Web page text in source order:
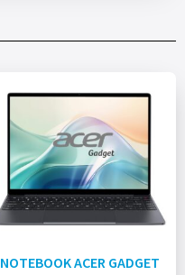
NOTEBOOK ACER GADGET